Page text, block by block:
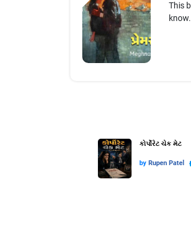
This
કોર્પોરેટ ચેક મેટ
by Rupen Patel